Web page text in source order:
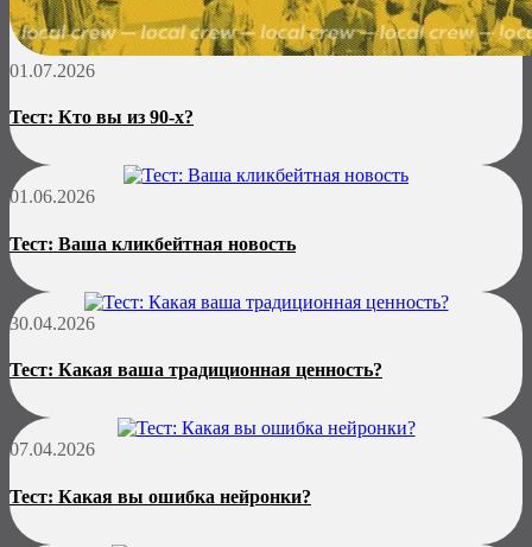
01.07.2026
Тест: Кто вы из 90-х?
01.06.2026
Тест: Ваша кликбейтная новость
30.04.2026
Тест: Какая ваша традиционная ценность?
07.04.2026
Тест: Какая вы ошибка нейронки?